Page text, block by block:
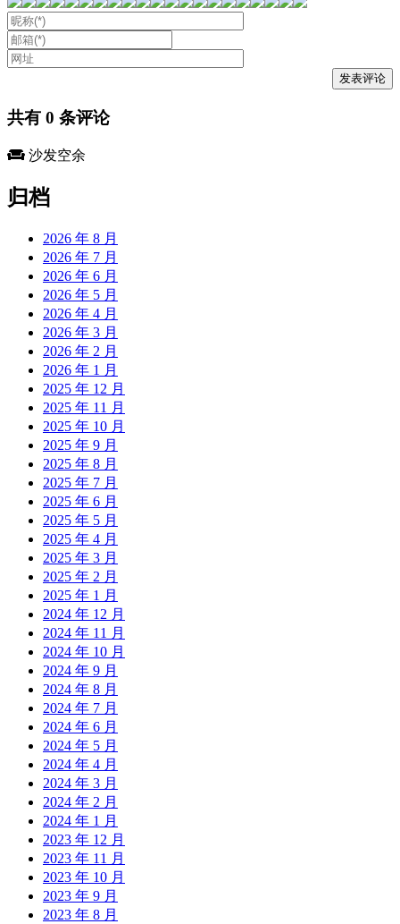
共有 0 条评论
沙发空余
归档
2026 年 8 月
2026 年 7 月
2026 年 6 月
2026 年 5 月
2026 年 4 月
2026 年 3 月
2026 年 2 月
2026 年 1 月
2025 年 12 月
2025 年 11 月
2025 年 10 月
2025 年 9 月
2025 年 8 月
2025 年 7 月
2025 年 6 月
2025 年 5 月
2025 年 4 月
2025 年 3 月
2025 年 2 月
2025 年 1 月
2024 年 12 月
2024 年 11 月
2024 年 10 月
2024 年 9 月
2024 年 8 月
2024 年 7 月
2024 年 6 月
2024 年 5 月
2024 年 4 月
2024 年 3 月
2024 年 2 月
2024 年 1 月
2023 年 12 月
2023 年 11 月
2023 年 10 月
2023 年 9 月
2023 年 8 月